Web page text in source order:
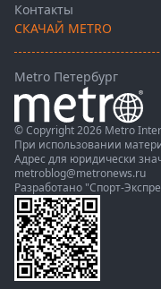
Контакты
СКАЧАЙ METRO
Metro Петербург
© Copyright 2026 Metro
При использовании
Адрес для юридически
metroblog@metronews.ru
Разработано "Спорт-